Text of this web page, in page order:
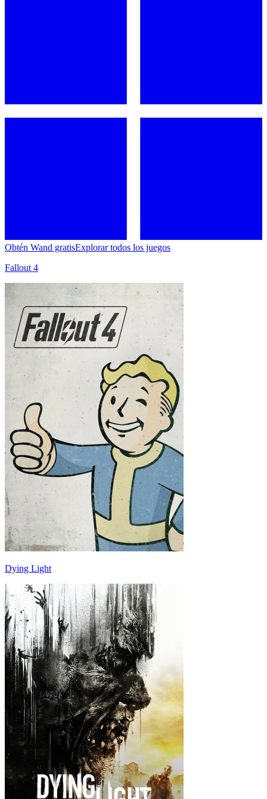
Obtén Wand gratisExplorar todos los juegos
Fallout 4
Dying Light